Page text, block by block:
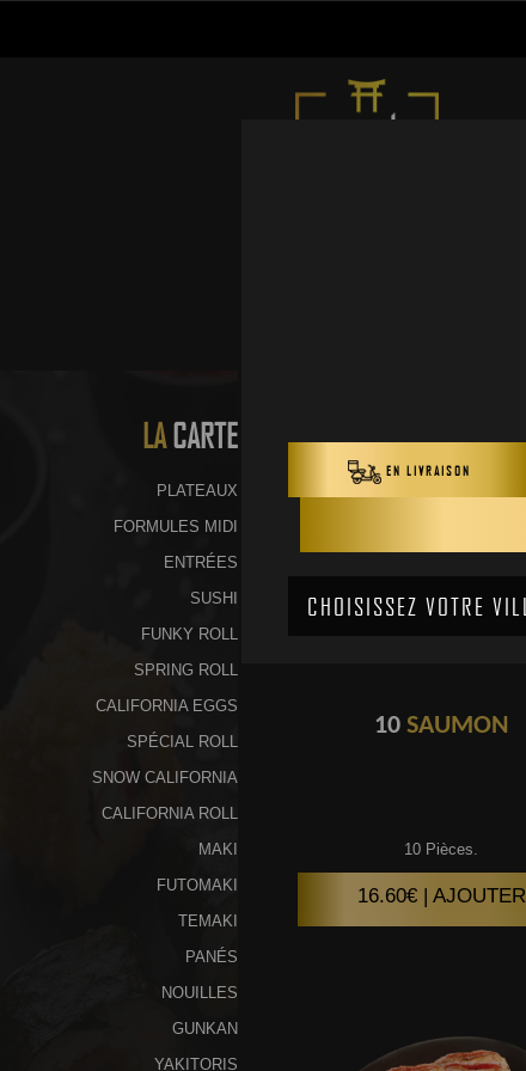
LACARTE
PLATEAUX
FORMULES MIDI
ENTRÉES
SUSHI
FUNKY ROLL
SPRING ROLL
CALIFORNIA EGGS
SPÉCIAL ROLL
SNOW CALIFORNIA
CALIFORNIA ROLL
MAKI
FUTOMAKI
TEMAKI
PANÉS
NOUILLES
GUNKAN
YAKITORIS
10 SAUMON
10 Pièces.
16.60€ | AJOUTER